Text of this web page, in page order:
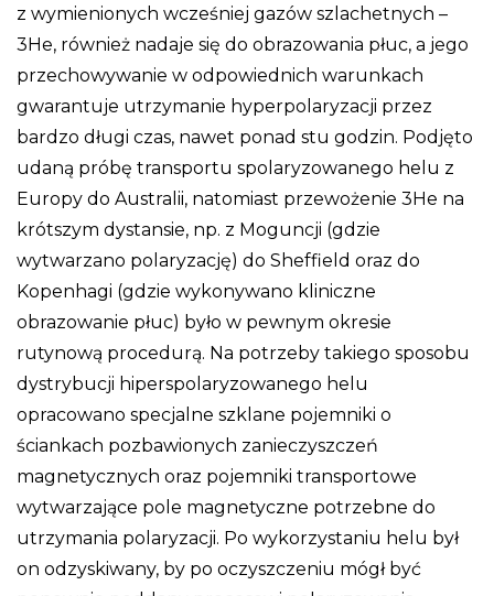
z wymienionych wcześniej gazów szlachetnych –
3He, również nadaje się do obrazowania płuc, a jego
przechowywanie w odpowiednich warunkach
gwarantuje utrzymanie hyperpolaryzacji przez
bardzo długi czas, nawet ponad stu godzin. Podjęto
udaną próbę transportu spolaryzowanego helu z
Europy do Australii, natomiast przewożenie 3He na
krótszym dystansie, np. z Moguncji (gdzie
wytwarzano polaryzację) do Sheffield oraz do
Kopenhagi (gdzie wykonywano kliniczne
obrazowanie płuc) było w pewnym okresie
rutynową procedurą. Na potrzeby takiego sposobu
dystrybucji hiperspolaryzowanego helu
opracowano specjalne szklane pojemniki o
ściankach pozbawionych zanieczyszczeń
magnetycznych oraz pojemniki transportowe
wytwarzające pole magnetyczne potrzebne do
utrzymania polaryzacji. Po wykorzystaniu helu był
on odzyskiwany, by po oczyszczeniu mógł być